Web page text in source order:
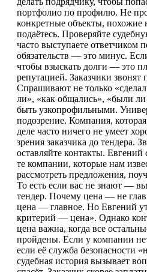
портфолио по профилю. Не
конкретные объекты, похожие
подаётесь. Проверяйте
часто выступаете ответчиком
обязательств — это минус.
чтобы взыскать долги — это
репутацией. Заказчики
Спрашивают не только
ли», «как общались», «были
быть узкопрофильными.
подозрение. Компания,
деле часто ничего не умеет
зрения заказчика до тендера.
оставляйте контакты.
те компании, которые нам
рассмотреть предложения,
То есть если вас не знают —
тендер. Почему цена — не
цена — главное. Но Евгений
критерий — цена». Однако
цена важна, когда все
пройдены. Если у компании
если её служба безопасности
судебная история вызывает